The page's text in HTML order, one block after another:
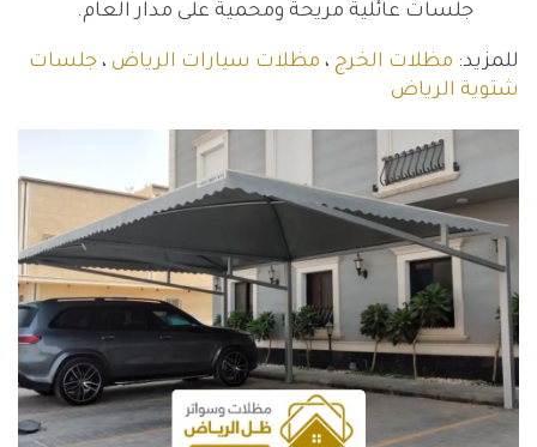
جلسات عائلية مريحة ومحمية على مدار العام.
للمزيد: مظلات الخرج ، مظلات سيارات الرياض ، جلسات
شتوية الرياض